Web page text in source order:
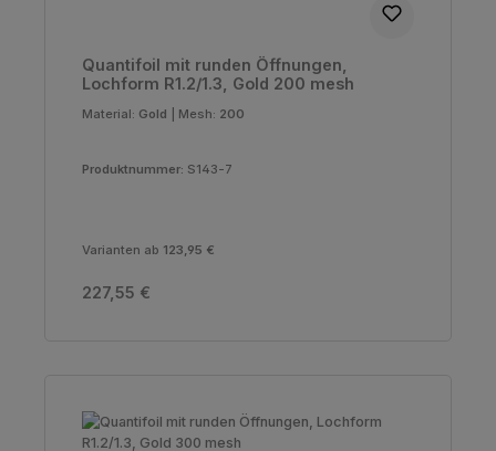
Quantifoil mit runden Öffnungen,
Lochform R1.2/1.3, Gold 200 mesh
Material: Gold Mesh: 200
Produktnummer: S143-7
Varianten ab 123,95 €
Regulärer Preis:
227,55 €